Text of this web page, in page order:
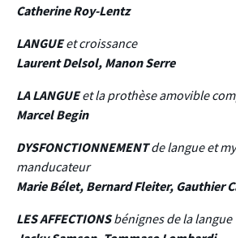
Catherine Roy-Lentz
LANGUEet croissance
Laurent Delsol, Manon Serre
LA LANGUEet la prothèse amovible
Marcel Begin
DYSFONCTIONNEMENTde langue et
manducateur
Marie Bélet, Bernard Fleiter, Gauthier
LES AFFECTIONSbénignes de la langue